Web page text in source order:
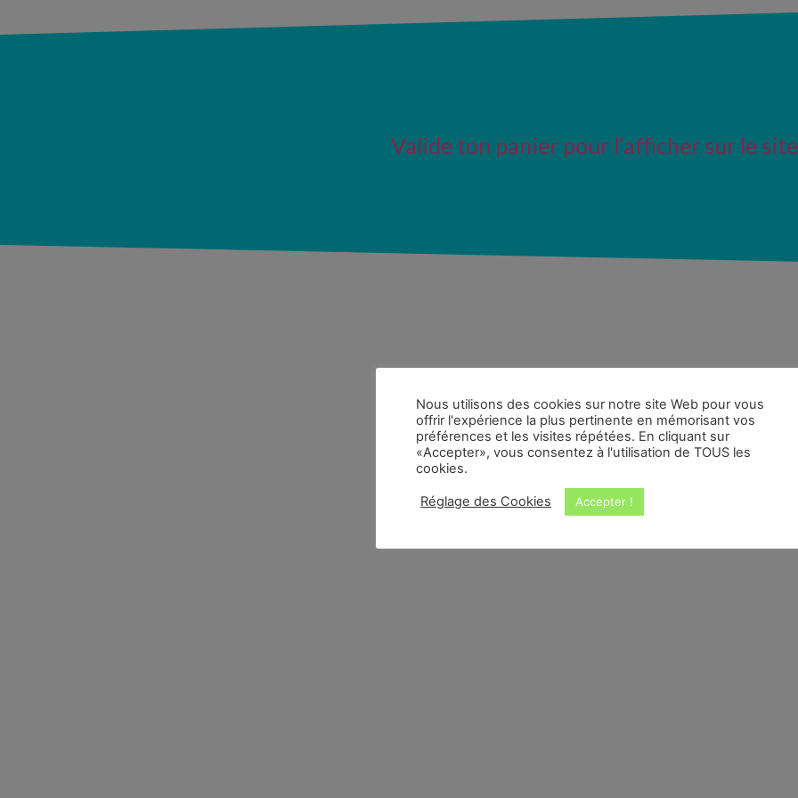
Valide ton panier pour l’afficher sur le
Nous utilisons des cookies sur notre site Web pour vous
offrir l'expérience la plus pertinente en mémorisant vos
préférences et les visites répétées. En cliquant sur
«Accepter», vous consentez à l'utilisation de TOUS les
cookies.
Réglage des Cookies Accepter !